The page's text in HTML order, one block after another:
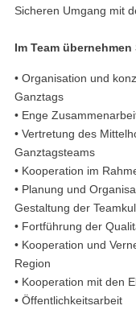
Sicheren Umgang mit
Im Team
• Organisation und
Ganztags
• Enge
• Vertretung des
Ganztagsteams
• Kooperation im
• Planung und
Gestaltung der
• Fortführung der
• Kooperation und
Region
• Kooperation mit den
• Öffentlichkeitsarbeit